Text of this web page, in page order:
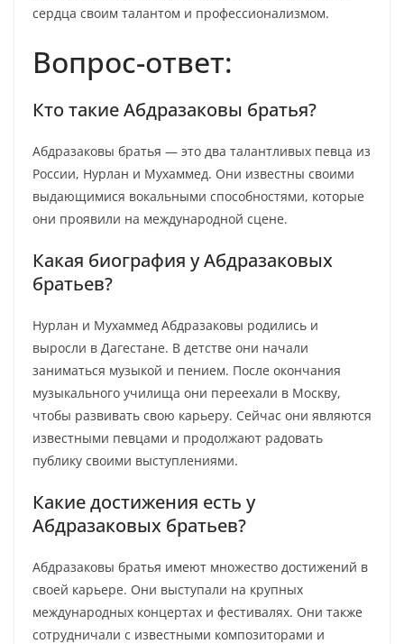
сердца своим талантом и профессионализмом.
Вопрос-ответ:
Кто такие Абдразаковы братья?
Абдразаковы братья — это два талантливых певца из
России, Нурлан и Мухаммед. Они известны своими
выдающимися вокальными способностями, которые
они проявили на международной сцене.
Какая биография у Абдразаковых
братьев?
Нурлан и Мухаммед Абдразаковы родились и
выросли в Дагестане. В детстве они начали
заниматься музыкой и пением. После окончания
музыкального училища они переехали в Москву,
чтобы развивать свою карьеру. Сейчас они являются
известными певцами и продолжают радовать
публику своими выступлениями.
Какие достижения есть у
Абдразаковых братьев?
Абдразаковы братья имеют множество достижений в
своей карьере. Они выступали на крупных
международных концертах и фестивалях. Они также
сотрудничали с известными композиторами и